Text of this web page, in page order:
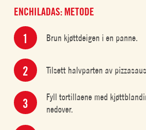
ENCHILADAS: METODE
Brun kjøttdeigen i en panne.
Tilsett halvparten av
Fyll tortillaene med
nedover.